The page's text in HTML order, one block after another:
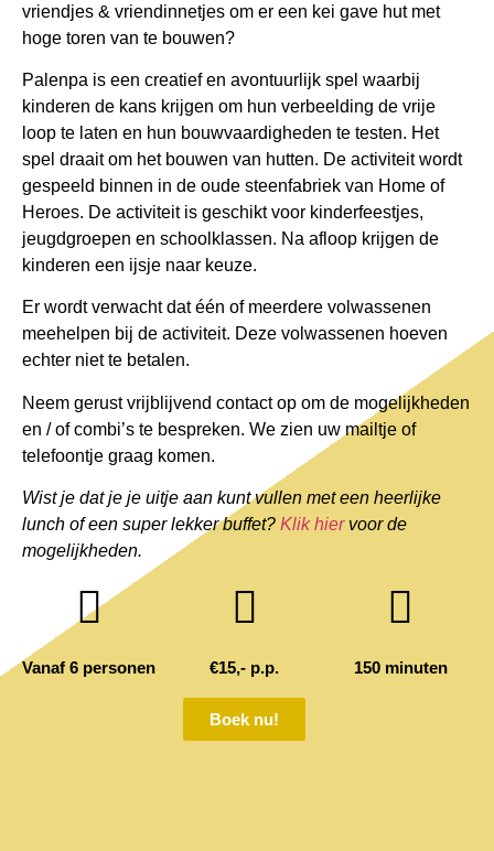
Kom jij met je groepje hutten bouwen bij Home of Heroes.
Samen met een of meerdere volwassenen begeleiders bouw je
onderdelen. En als het gelukt is hebben alle kinderen een lekker
ijs verdiend!
Meer info?
vriendjes & vriendinnetjes om er een kei gave hut met
hoge toren van te bouwen?
Palenpa is een creatief en avontuurlijk spel waarbij
kinderen de kans krijgen om hun verbeelding de vrije
loop te laten en hun bouwvaardigheden te testen. Het
spel draait om het bouwen van hutten. De activiteit wordt
gespeeld binnen in de oude steenfabriek van Home of
Heroes. De activiteit is geschikt voor kinderfeestjes,
jeugdgroepen en schoolklassen. Na afloop krijgen de
kinderen een ijsje naar keuze.
Er wordt verwacht dat één of meerdere volwassenen
meehelpen bij de activiteit. Deze volwassenen hoeven
echter niet te betalen.
Neem gerust vrijblijvend contact op om de mogelijkheden
en / of combi’s te bespreken. We zien uw mailtje of
telefoontje graag komen.
Wist je dat je je uitje aan kunt vullen met een heerlijke
lunch of een super lekker buffet? Klik hiervoor de
mogelijkheden.
Vanaf 6 personen €15,- p.p.
Boek nu!
150 minuten